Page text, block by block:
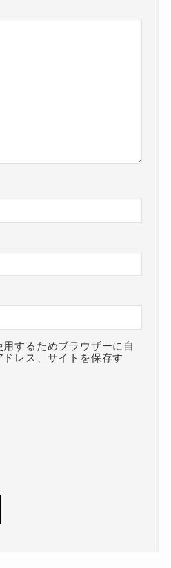
するためブラウザーに自
レス、サイトを保存す